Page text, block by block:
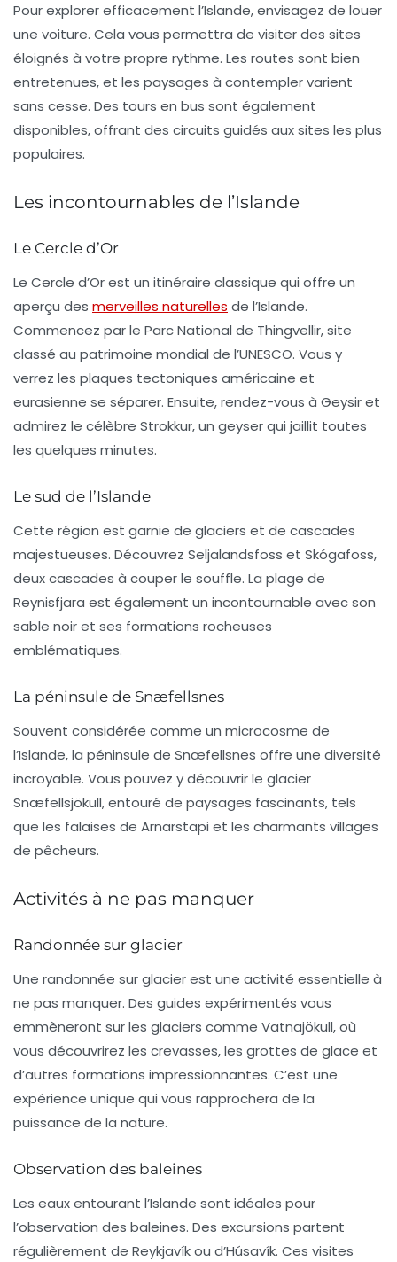
Pour explorer efficacement l’Islande, envisagez de louer
une voiture. Cela vous permettra de visiter des sites
éloignés à votre propre rythme. Les routes sont bien
entretenues, et les paysages à contempler varient
sans cesse. Des tours en bus sont également
disponibles, offrant des circuits guidés aux sites les plus
populaires.
Les incontournables de l’Islande
Le Cercle d’Or
Le Cercle d’Orest un itinéraire classique qui offre un
aperçu des merveilles naturelles de l’Islande.
Commencez par le Parc National de Thingvellir, site
classé au patrimoine mondial de l’UNESCO. Vous y
verrez les plaques tectoniques américaine et
eurasienne se séparer. Ensuite, rendez-vous à Geysir et
admirez le célèbre Strokkur, un geyser qui jaillit toutes
les quelques minutes.
Le sud de l’Islande
Cette région est garnie de glaciers et de cascades
majestueuses. Découvrez Seljalandsfoss et Skógafoss,
deux cascades à couper le souffle. La plage de
Reynisfjara est également un incontournable avec son
sable noir et ses formations rocheuses
emblématiques.
La péninsule de Snæfellsnes
Souvent considérée comme un microcosme de
l’Islande, la péninsule de Snæfellsnes offre une diversité
incroyable. Vous pouvez y découvrir le glacier
Snæfellsjökull, entouré de paysages fascinants, tels
que les falaises de Arnarstapi et les charmants villages
de pêcheurs.
Activités à ne pas manquer
Randonnée sur glacier
Une randonnée sur glacier est une activité essentielle à
ne pas manquer. Des guides expérimentés vous
emmèneront sur les glaciers comme Vatnajökull, où
vous découvrirez les crevasses, les grottes de glace et
d’autres formations impressionnantes. C’est une
expérience unique qui vous rapprochera de la
puissance de la nature.
Observation des baleines
Les eaux entourant l’Islande sont idéales pour
l’observation des baleines. Des excursions partent
régulièrement de Reykjavík ou d’Húsavík. Ces visites